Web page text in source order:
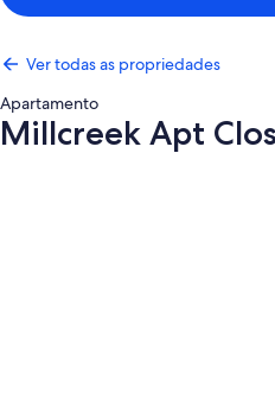
Ver todas as propriedades
Apartamento
Millcreek Apt